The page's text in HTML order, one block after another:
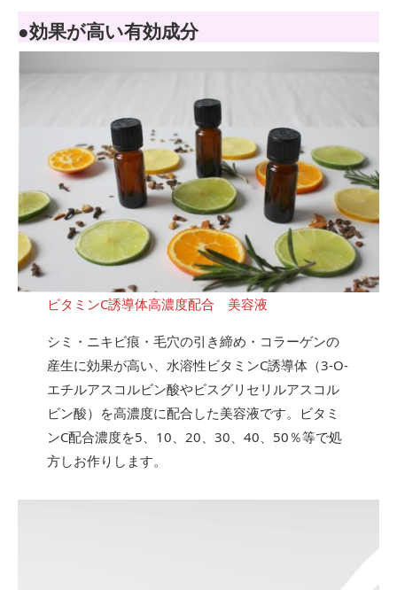
●効果が高い有効成分
ビタミンC誘導体高濃度配合 美容液
シミ・ニキビ痕・毛穴の引き締め・コラーゲンの
産生に効果が高い、水溶性ビタミンC誘導体（3-O-
エチルアスコルビン酸やビスグリセリルアスコル
ビン酸）を高濃度に配合した美容液です。ビタミ
ンC配合濃度を5、10、20、30、40、50％等で処
方しお作りします。